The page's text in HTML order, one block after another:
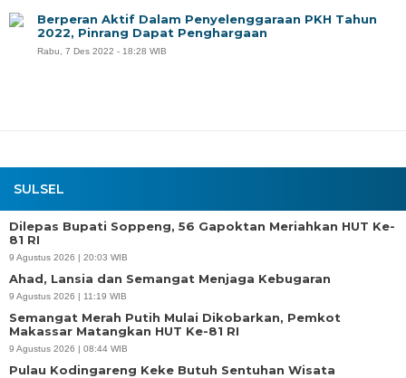
SULSEL
Dilepas Bupati Soppeng, 56 Gapoktan Meriahkan HUT Ke-
81 RI
9 Agustus 2026 | 20:03 WIB
Ahad, Lansia dan Semangat Menjaga Kebugaran
9 Agustus 2026 | 11:19 WIB
Semangat Merah Putih Mulai Dikobarkan, Pemkot
Makassar Matangkan HUT Ke-81 RI
9 Agustus 2026 | 08:44 WIB
Pulau Kodingareng Keke Butuh Sentuhan Wisata
Berperan Aktif Dalam Penyelenggaraan PKH Tahun
2022, Pinrang Dapat Penghargaan
Rabu, 7 Des 2022 - 18:28 WIB